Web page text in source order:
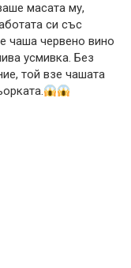
масата му,
си със
чаша червено вино
усмивка. Без
той взе чашата